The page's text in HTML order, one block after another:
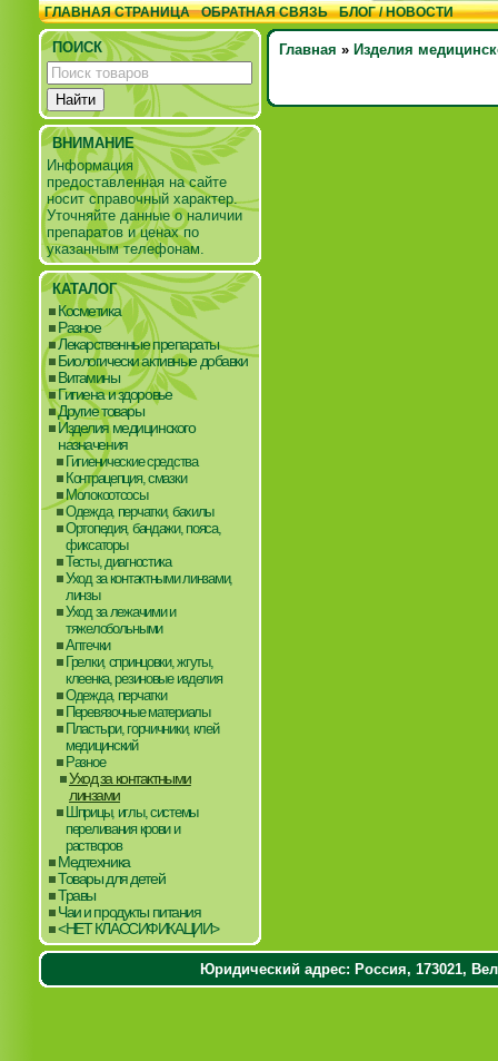
ГЛАВНАЯ СТРАНИЦА ОБРАТНАЯ СВЯЗЬ БЛОГ / НОВОСТИ
ПОИСК
ВНИМАНИЕ
Информация
предоставленная на сайте
носит справочный характер.
Уточняйте данные о наличии
препаратов и ценах по
указанным телефонам.
КАТАЛОГ
Косметика
Разное
Лекарственные препараты
Биологически активные добавки
Витамины
Гигиена и здоровье
Другие товары
Изделия медицинского
назначения
Гигиенические средства
Контрацепция, смазки
Молокоотсосы
Одежда, перчатки, бахилы
Ортопедия, бандажи, пояса,
фиксаторы
Тесты, диагностика
Уход за контактными линзами,
линзы
Уход за лежачими и
тяжелобольными
Аптечки
Грелки, спринцовки, жгуты,
клеенка, резиновые изделия
Одежда, перчатки
Перевязочные материалы
Пластыри, горчичники, клей
медицинский
Разное
Уход за контактными
линзами
Шприцы, иглы, системы
переливания крови и
растворов
Медтехника
Товары для детей
Травы
Чаи и продукты питания
<НЕТ КЛАССИФИКАЦИИ>
Главная » Изделия
Юридический адрес: Россия, 173021,